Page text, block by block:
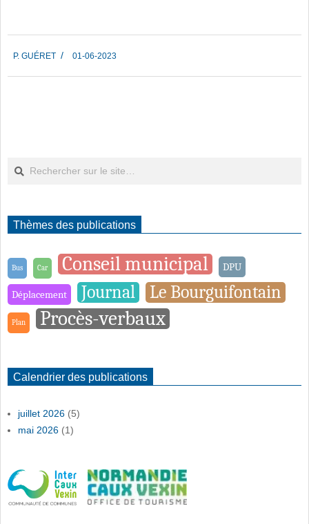
06-
01
P. GUÉRET 01-06-2023
Thèmes des publications
Bus Car Conseil municipal DPU
Déplacement Journal Le Bourguifontain
Plan Procès-verbaux
Calendrier des publications
juillet 2026 (5)
mai 2026 (1)